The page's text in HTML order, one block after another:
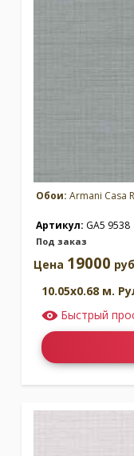
Обои: Armani Casa
Артикул: GA5 9538
Под заказ
Цена 19000
10.05x0.68 м.
Быстрый